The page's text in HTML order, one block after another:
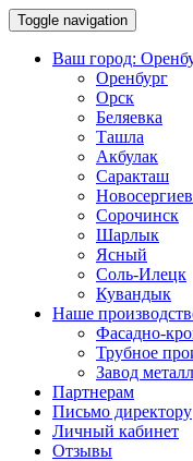
Toggle navigation
Ваш город:
Оренбург
Орск
Беляевка
Ташла
Акбулак
Саракташ
Сорочинск
Шарлык
Ясный
Соль-Илецк
Кувандык
Наше
Фасадно-
Трубное
Завод
Партнерам
Письмо директору
Личный кабинет
Отзывы